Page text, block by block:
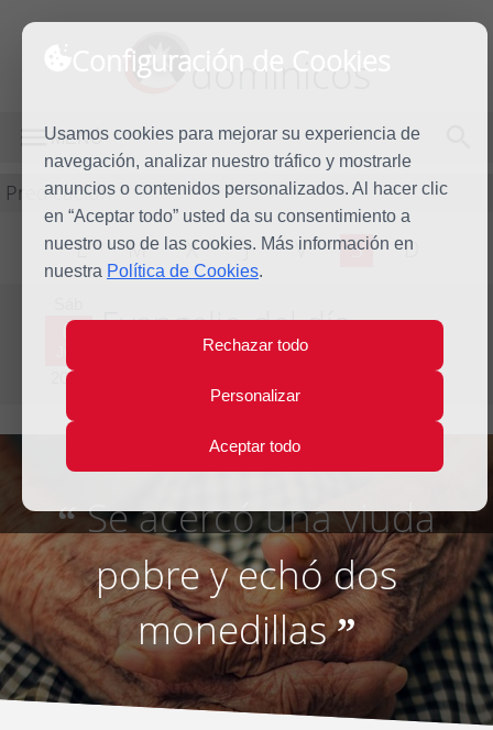
Configuración de Cookies
Usamos cookies para mejorar su experiencia de
navegación, analizar nuestro tráfico y mostrarle
anuncios o contenidos personalizados. Al hacer clic
en “Aceptar todo” usted da su consentimiento a
nuestro uso de las cookies. Más información en
nuestra Política de Cookies.
Rechazar todo
Personalizar
Aceptar todo
dominicos
MENÚ
Predicación
L M X J V S D
6
2026
Evangelio del día
Novena semana del Tiempo Ordinario - Año Par
“Se acercó una viuda
pobre y echó dos
monedillas”